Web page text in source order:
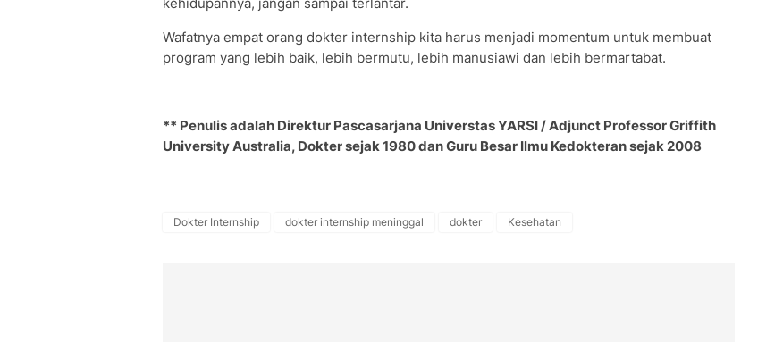
Wafatnya empat orang dokter internship kita harus menjadi momentum untuk membuat
program yang lebih baik, lebih bermutu, lebih manusiawi dan lebih bermartabat.
** Penulis adalah Direktur Pascasarjana Universtas YARSI / Adjunct Professor Griffith
University Australia, Dokter sejak 1980 dan Guru Besar Ilmu Kedokteran sejak 2008
Dokter Internship dokter internship meninggal dokter Kesehatan